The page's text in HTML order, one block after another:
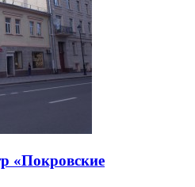
«Покровские